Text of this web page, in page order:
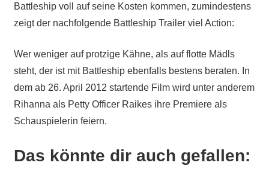
Battleship voll auf seine Kosten kommen, zumindestens
zeigt der nachfolgende Battleship Trailer viel Action:
Wer weniger auf protzige Kähne, als auf flotte Mädls
steht, der ist mit Battleship ebenfalls bestens beraten. In
dem ab 26. April 2012 startende Film wird unter anderem
Rihanna als Petty Officer Raikes ihre Premiere als
Schauspielerin feiern.
Das könnte dir auch gefallen: